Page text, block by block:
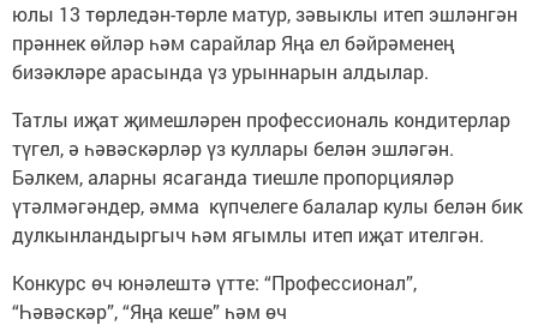
юлы 13 төрледән-төрле матур, зәвыклы итеп эшләнгән
прәннек өйләр һәм сарайлар Яңа ел бәйрәменең
бизәкләре арасында үз урыннарын алдылар.
Татлы иҗат җимешләрен профессиональ кондитерлар
түгел, ә һәвәскәрләр үз куллары белән эшләгән.
Бәлкем, аларны ясаганда тиешле пропорцияләр
үтәлмәгәндер, әмма күпчелеге балалар кулы белән бик
дулкынландыргыч һәм ягымлы итеп иҗат ителгән.
Конкурс өч юнәлештә үтте: “Профессионал”,
“Һәвәскәр”, “Яңа кеше” һәм өч